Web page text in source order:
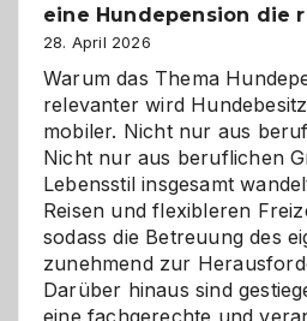
eine Hundepension die
28. April 2026
Warum das Thema
relevanter wird
mobiler. Nicht nur aus
Nicht nur aus beruflichen
Lebensstil insgesamt
Reisen und flexibleren
sodass die Betreuung des
zunehmend zur
Darüber hinaus sind
eine fachgerechte und